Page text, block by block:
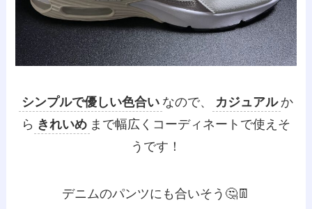
シンプルで優しい色合い なので、 カジュアル か
ら きれいめ まで幅広くコーディネートで使えそ
うです！
デニムのパンツにも合いそう🤔👖